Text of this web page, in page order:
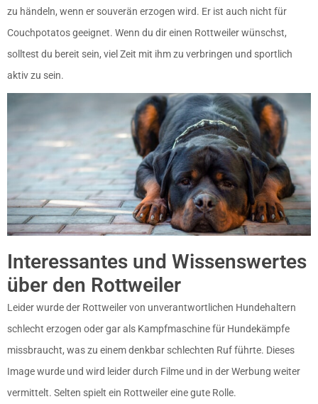
zu händeln, wenn er souverän erzogen wird. Er ist auch nicht für
Couchpotatos geeignet. Wenn du dir einen Rottweiler wünschst,
solltest du bereit sein, viel Zeit mit ihm zu verbringen und sportlich
aktiv zu sein.
Interessantes und Wissenswertes
über den Rottweiler
Leider wurde der Rottweiler von unverantwortlichen Hundehaltern
schlecht erzogen oder gar als Kampfmaschine für Hundekämpfe
missbraucht, was zu einem denkbar schlechten Ruf führte. Dieses
Image wurde und wird leider durch Filme und in der Werbung weiter
vermittelt. Selten spielt ein Rottweiler eine gute Rolle.